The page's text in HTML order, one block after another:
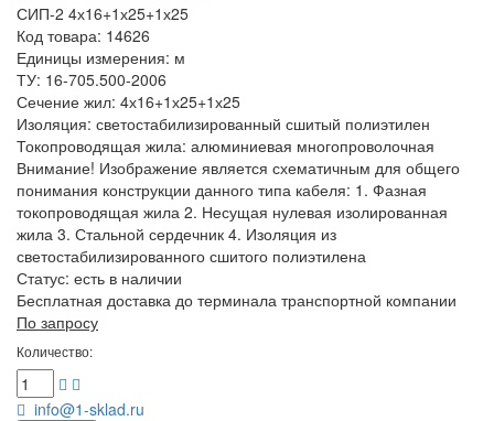
СИП-2 4х16+1х25+1х25
Код товара: 14626
Единицы измерения: м
ТУ: 16-705.500-2006
Сечение жил: 4х16+1х25+1х25
Изоляция: светостабилизированный сшитый полиэтилен
Токопроводящая жила: алюминиевая многопроволочная
Внимание! Изображение является схематичным для общего
понимания конструкции данного типа кабеля: 1. Фазная
токопроводящая жила 2. Несущая нулевая изолированная
жила 3. Стальной сердечник 4. Изоляция из
светостабилизированного сшитого полиэтилена
Статус: есть в наличии
Бесплатная доставка до терминала транспортной компании
По запросу
Количество:
info@1-sklad.ru